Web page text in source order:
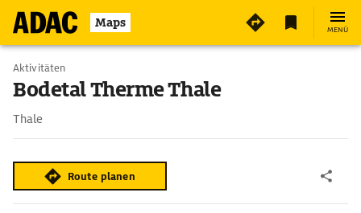
Maps MENÜ
Aktivitäten
Bodetal Therme Thale
Thale
Route planen